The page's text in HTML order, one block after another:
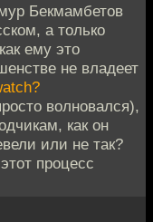
Бекмамбетов
а только
ему это
не владеет
волновался),
как он
или не так?
процесс